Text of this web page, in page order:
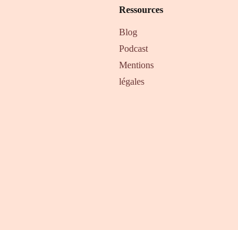
Ressources
Blog
Podcast
Mentions
légales